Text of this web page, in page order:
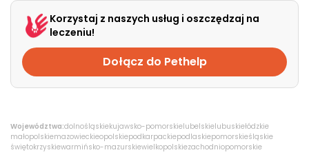
Korzystaj z naszych usług i oszczędzaj na
leczeniu!
Dołącz do Pethelp
Województwa:dolnośląskiekujawsko-pomorskielubelskielubuskiełódzkie
małopolskiemazowieckieopolskiepodkarpackiepodlaskiepomorskieśląskie
świętokrzyskiewarmińsko-mazurskiewielkopolskiezachodniopomorskie